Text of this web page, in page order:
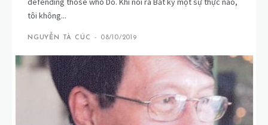
tôi không...
NGUYỄN TÀ CÚC - 08/10/2019